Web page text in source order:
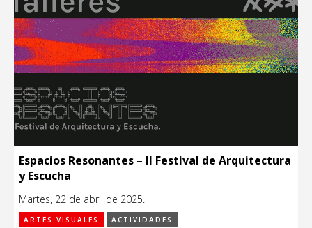
Espacios Resonantes – II Festival de Arquitectura
y Escucha
Martes, 22 de abril de 2025.
ARTES VISUALES ACTIVIDADES